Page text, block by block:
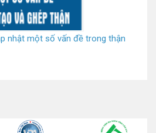
nhật một số vấn đề trong thận